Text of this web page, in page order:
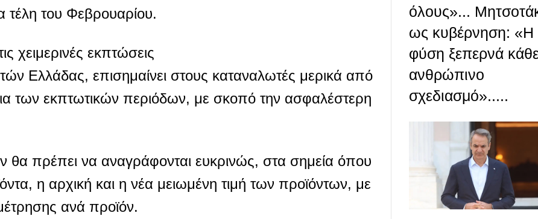
τέλη του Φεβρουαρίου.
χειμερινές εκπτώσεις
Ελλάδας, επισημαίνει στους καταναλωτές μερικά από
των εκπτωτικών περιόδων, με σκοπό την ασφαλέστερη
θα πρέπει να αναγράφονται ευκρινώς, στα σημεία όπου
η αρχική και η νέα μειωμένη τιμή των προϊόντων, με
ανά προϊόν.
όλους»...
ως κυβέρνηση: «Η
φύση ξεπερνά
ανθρώπινο
σχεδιασμό».....